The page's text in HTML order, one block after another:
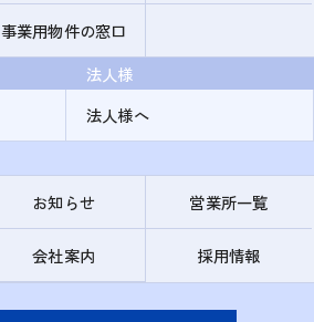
事業用物件の窓口
法人様
法人様へ
お知らせ 営業所一覧
会社案内 採用情報